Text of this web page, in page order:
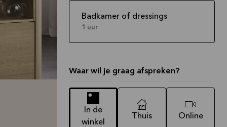
Badkamer of dressings
1 uur
Waar wil je graag afspreken?
In de
winkel
Thuis Online